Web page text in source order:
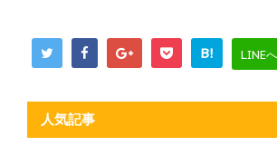
B! LINE
人気記事